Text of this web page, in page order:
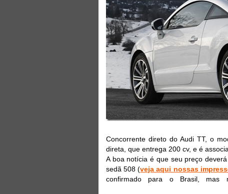
Concorrente direto do Audi TT, o
direta, que entrega 200 cv, e é
A boa notícia é que seu preço
sedã 508 (veja aqui nossas
confirmado para o Brasil, mas